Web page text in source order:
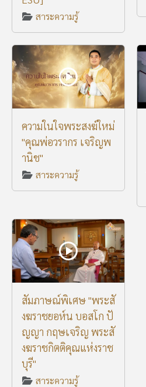
สาระความรู้
ความในใจพระสงฆ์ใหม่
"คุณพ่อวรากร เจริญพ
านิช"
สาระความรู้
สัมภาษณ์พิเศษ "พระสั
งฆราชยอห์น บอสโก ปั
ญญา กฤษเจริญ พระสั
งฆราชกิตติคุณแห่งราช
บุรี"
สาระความรู้